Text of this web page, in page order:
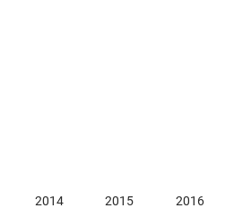
2014 2015
2016